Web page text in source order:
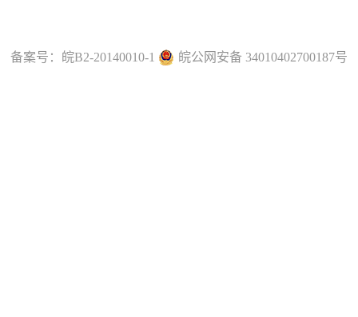
备案号： 皖B2-20140010-1 皖公网安备 34010402700187号